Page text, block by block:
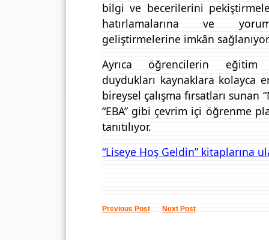
bilgi ve becerilerini
hatırlamalarına ve
geliştirmelerine imkân
Ayrıca öğrencilerin eğitim
duydukları kaynaklara kolayca
bireysel çalışma fırsatları sunan
“EBA” gibi çevrim içi öğrenme
tanıtılıyor.
“Liseye Hoş Geldin” kitaplarına
Previous Post Next Post